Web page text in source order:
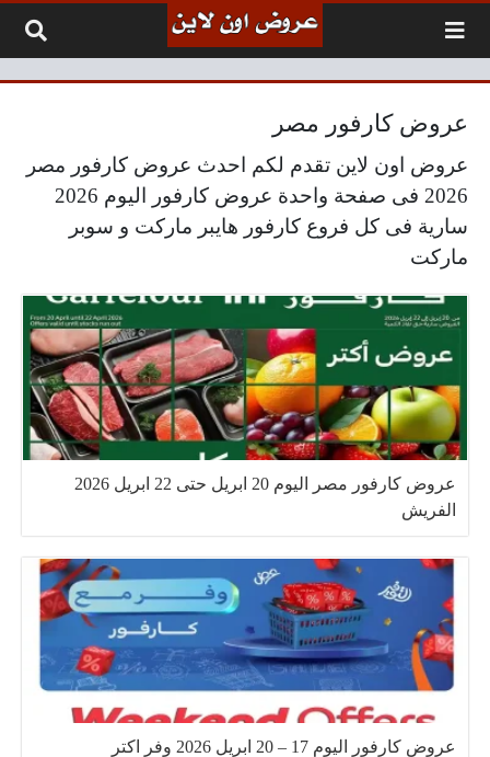
عروض كارفور مصر
عروض اون لاين تقدم لكم احدث عروض كارفور مصر
2026 فى صفحة واحدة عروض كارفور اليوم 2026
سارية فى كل فروع كارفور هايبر ماركت و سوبر
ماركت
عروض كارفور مصر اليوم 20 ابريل حتى 22 ابريل 2026
الفريش
عروض كارفور اليوم 17 – 20 ابريل 2026 وفر اكتر